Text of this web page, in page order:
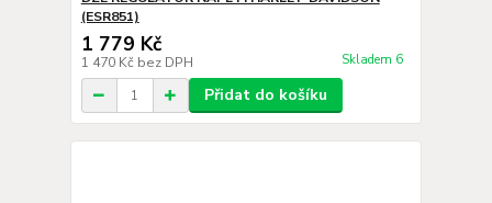
(ESR851)
1 779 Kč
1 470 Kč bez DPH Skladem 6
Přidat do košíku